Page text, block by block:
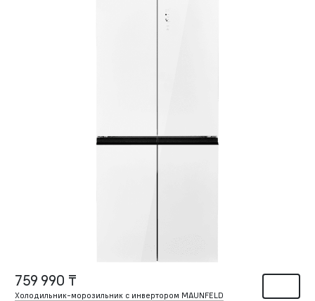
759 990 ₸
Холодильник-морозильник с инвертором MAUNFELD